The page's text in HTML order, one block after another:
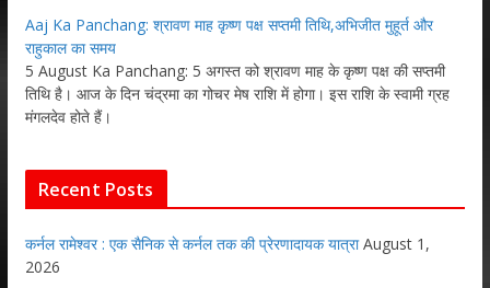
Aaj Ka Panchang: श्रावण माह कृष्ण पक्ष सप्तमी तिथि,अभिजीत मुहूर्त और
राहुकाल का समय
5 August Ka Panchang: 5 अगस्त को श्रावण माह के कृष्ण पक्ष की सप्तमी
तिथि है। आज के दिन चंद्रमा का गोचर मेष राशि में होगा। इस राशि के स्वामी ग्रह
मंगलदेव होते हैं।
Recent Posts
कर्नल रामेश्वर : एक सैनिक से कर्नल तक की प्रेरणादायक यात्रा August 1,
2026